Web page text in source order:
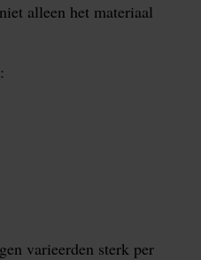
alleen het materiaal
varieerden sterk per